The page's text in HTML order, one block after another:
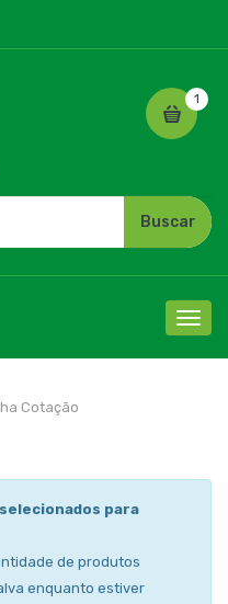
1
Buscar
Cotação
para
de produtos
enquanto estiver